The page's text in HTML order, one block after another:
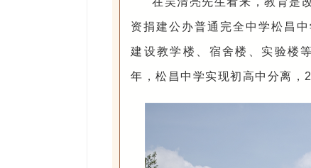
资捐建公办普通完全中学松昌
建设教学楼、宿舍楼、实验楼
年，松昌中学实现初高中分离，